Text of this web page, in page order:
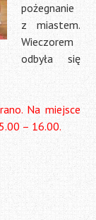
pożegnanie
z miastem.
Wieczorem
odbyła się
Na miejsce
– 16.00.